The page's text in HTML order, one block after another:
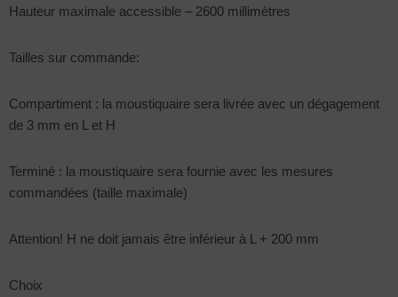
Hauteur maximale accessible – 2600 millimètres
Tailles sur commande:
Compartiment : la moustiquaire sera livrée avec un dégagement
de 3 mm en L et H
Terminé : la moustiquaire sera fournie avec les mesures
commandées (taille maximale)
Attention! H ne doit jamais être inférieur à L + 200 mm
Choix